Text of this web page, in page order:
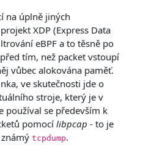
na úplně jiných
XDP (Express Data
eBPF a to těsně po
tím, než packet vstoupí
vůbec alokována paměť.
ve skutečnosti jde o
stroje, který je v
používal se především k
pomocí libpcap - to je
tcpdump.